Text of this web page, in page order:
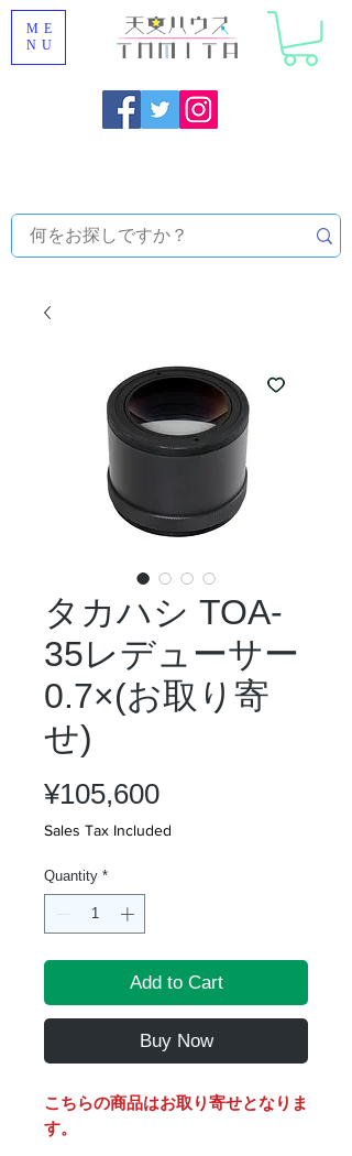
ME
NU
タカハシ TOA-
35レデューサー
0.7×(お取り寄
せ)
¥105,600Price
Sales Tax Included
Quantity *
Add to Cart
Buy Now
こちらの商品はお取り寄せとなりま
す。